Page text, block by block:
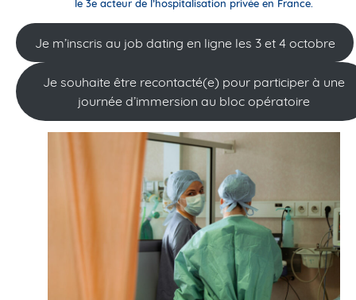
le 3e acteur de l’hospitalisation privée en France.
Je m’inscris au job dating en ligne les 3 et 4 octobre
Je souhaite être recontacté(e) pour participer à une
journée d’immersion au bloc opératoire